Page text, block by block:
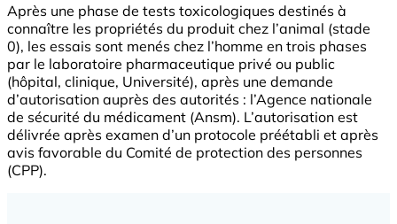
Après une phase de tests toxicologiques destinés à
connaître les propriétés du produit chez l’animal (stade
0), les essais sont menés chez l’homme en trois phases
par le laboratoire pharmaceutique privé ou public
(hôpital, clinique, Université), après une demande
d’autorisation auprès des autorités : l’Agence nationale
de sécurité du médicament (Ansm). L’autorisation est
délivrée après examen d’un protocole préétabli et après
avis favorable du Comité de protection des personnes
(CPP).